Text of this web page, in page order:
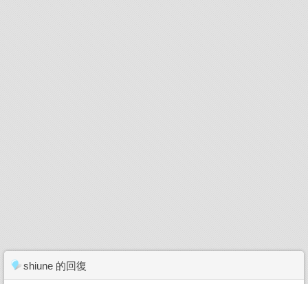
shiune 的回復